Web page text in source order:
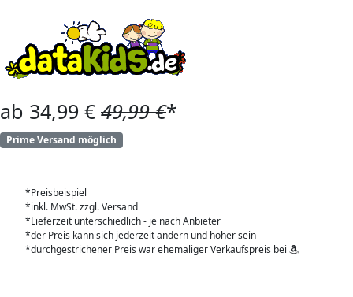
ab 34,99 € 49,99 €*
Prime Versand möglich
*Preisbeispiel
*inkl. MwSt. zzgl. Versand
*Lieferzeit unterschiedlich - je nach Anbieter
*der Preis kann sich jederzeit ändern und höher sein
*durchgestrichener Preis war ehemaliger Verkaufspreis bei